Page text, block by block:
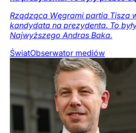
Rządząca Węgrami partia Tisza
kandydata na prezydenta. To
Najwyższego Andras Baka.
ŚwiatObserwator mediów